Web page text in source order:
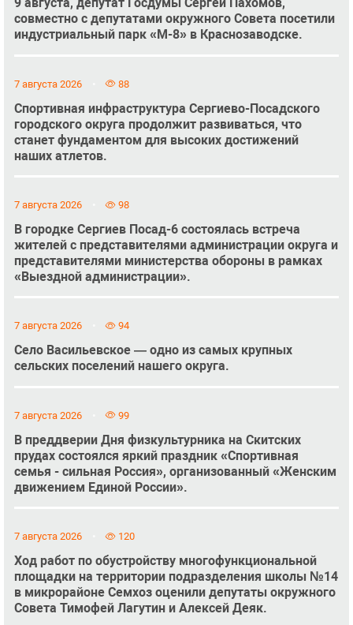
совместно с депутатами окружного Совета посетили
индустриальный парк «М-8» в Краснозаводске.
7 августа 2026 88
Спортивная инфраструктура Сергиево-Посадского
городского округа продолжит развиваться, что
станет фундаментом для высоких достижений
наших атлетов.
7 августа 2026 98
В городке Сергиев Посад-6 состоялась встреча
жителей с представителями администрации округа и
представителями министерства обороны в рамках
«Выездной администрации».
7 августа 2026 94
Село Васильевское — одно из самых крупных
сельских поселений нашего округа.
7 августа 2026 99
В преддверии Дня физкультурника на Скитских
прудах состоялся яркий праздник «Спортивная
семья - сильная Россия», организованный «Женским
движением Единой России».
7 августа 2026 120
Ход работ по обустройству многофункциональной
площадки на территории подразделения школы №14
в микрорайоне Семхоз оценили депутаты окружного
Совета Тимофей Лагутин и Алексей Деяк.